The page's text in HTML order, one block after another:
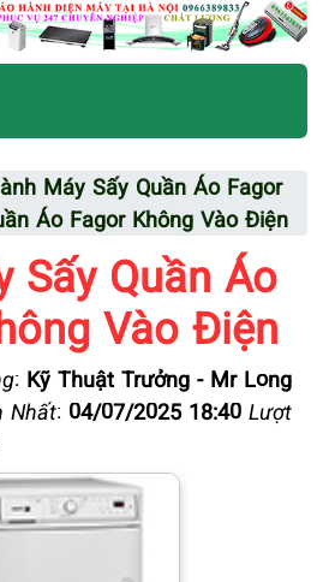
Máy Sấy Quần Áo Fagor
Áo Fagor Không Vào Điện
Sấy Quần Áo
Vào Điện
: Kỹ Thuật Trưởng - Mr Long
Nhất: 04/07/2025 18:40 Lượt